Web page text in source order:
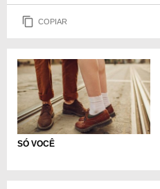
COPIAR
SÓ VOCÊ